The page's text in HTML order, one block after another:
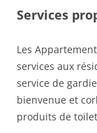
Services
Les
services aux
service de
bienvenue et
produits de